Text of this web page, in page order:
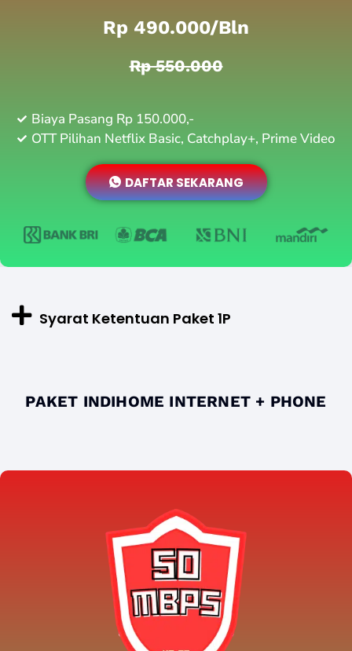
Rp 490.000/bln
Rp 550.000
Biaya Pasang Rp 150.000,-
OTT Pilihan Netflix Basic, Catchplay+, Prime Video
DAFTAR SEKARANG
Syarat Ketentuan Paket 1P
PAKET INDIHOME INTERNET + PHONE